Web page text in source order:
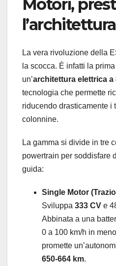
Motori,
La vera rivoluzione della
la scocca. È infatti la
un’architettura elettrica a
tecnologia che permette
riducendo drasticamente i
colonnine.
La gamma si divide in tre
powertrain per soddisfare
guida:
Single Motor
Sviluppa 333 CV e
Abbinata a una
0 a 100 km/h in
promette
650-664 km.